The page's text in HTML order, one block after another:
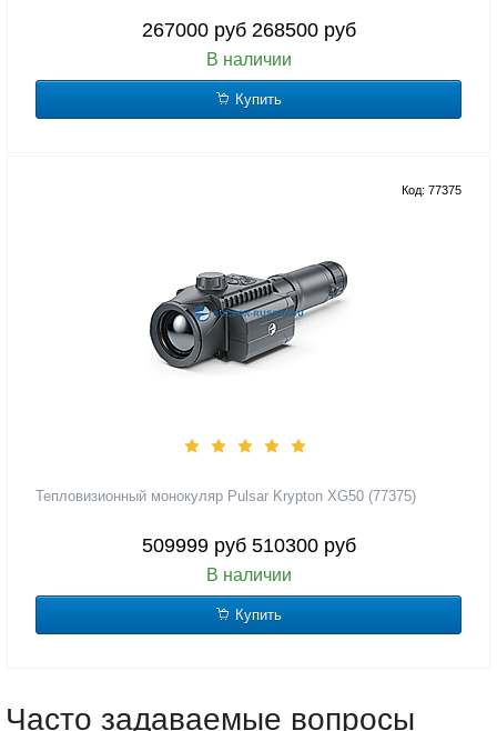
267000 руб 268500 руб
В наличии
Купить
Код: 77375
Тепловизионный монокуляр Pulsar Krypton XG50 (77375)
509999 руб 510300 руб
В наличии
Купить
Часто задаваемые вопросы